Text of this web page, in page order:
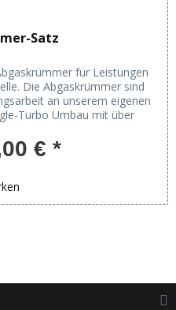
Satz
für Leistungen
Die Abgaskrümmer sind
an unserem eigenen
Turbo Umbau mit über
€ *